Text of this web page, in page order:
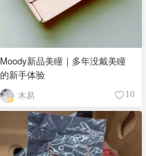
Moody新品美瞳｜多年没戴美瞳
的新手体验
木易 10